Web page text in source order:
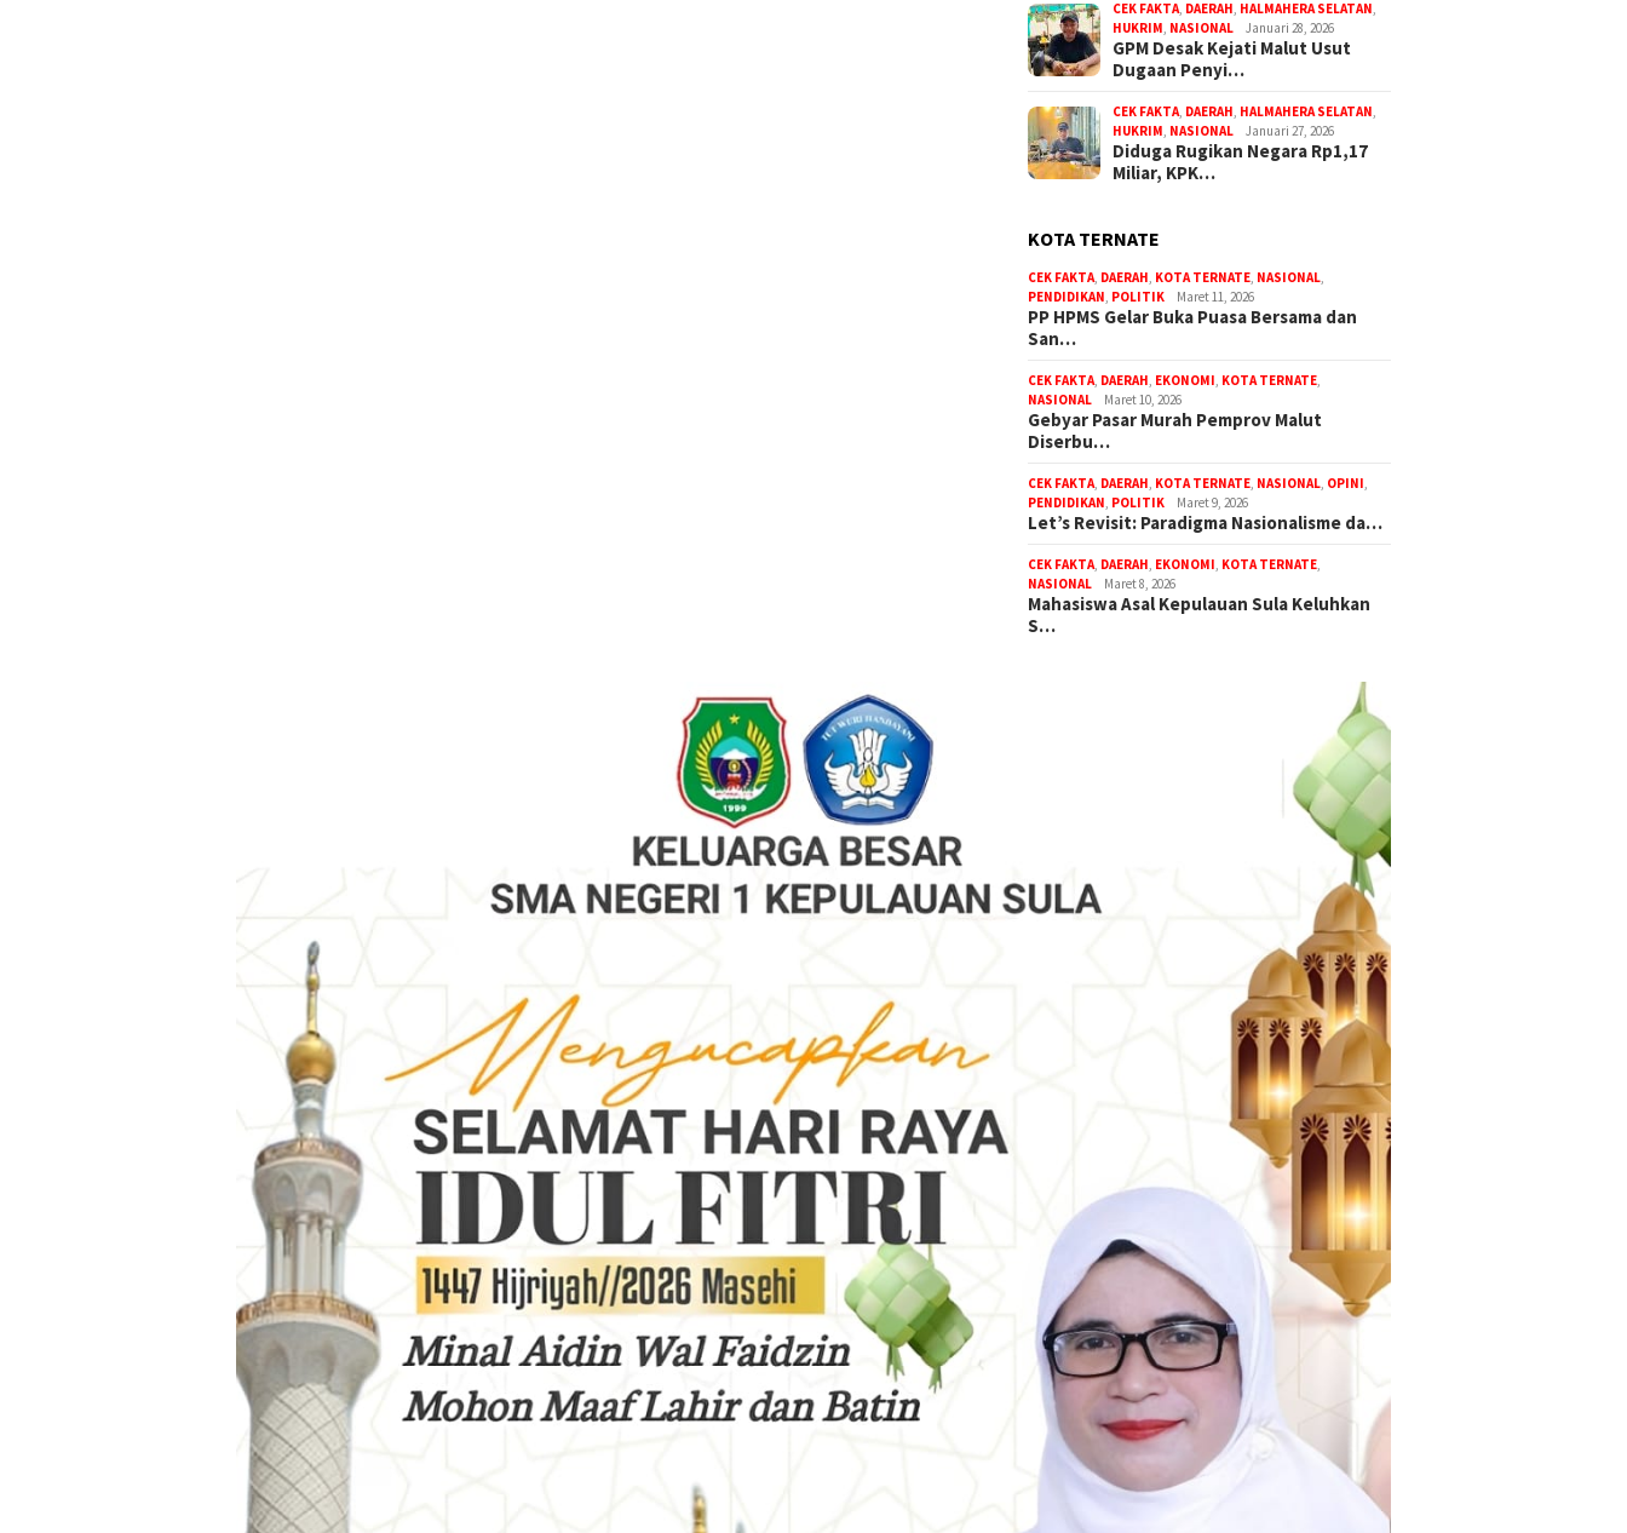
CEK FAKTA, DAERAH, HALMAHERA SELATAN,
HUKRIM, NASIONAL Januari 28, 2026
GPM Desak Kejati Malut Usut
Dugaan Penyi…
CEK FAKTA, DAERAH, HALMAHERA SELATAN,
HUKRIM, NASIONAL Januari 27, 2026
Diduga Rugikan Negara Rp1,17
Miliar, KPK…
KOTA TERNATE
CEK FAKTA, DAERAH, KOTA TERNATE, NASIONAL,
PENDIDIKAN, POLITIK Maret 11, 2026
PP HPMS Gelar Buka Puasa Bersama dan
San…
CEK FAKTA, DAERAH, EKONOMI, KOTA TERNATE,
NASIONAL
Maret 10, 2026
Gebyar Pasar Murah Pemprov Malut
Diserbu…
CEK FAKTA, DAERAH, KOTA TERNATE, NASIONAL, OPINI,
PENDIDIKAN, POLITIK Maret 9, 2026
Let’s Revisit: Paradigma Nasionalisme da…
CEK FAKTA, DAERAH, EKONOMI, KOTA TERNATE,
NASIONAL
Maret 8, 2026
Mahasiswa Asal Kepulauan Sula Keluhkan
S…